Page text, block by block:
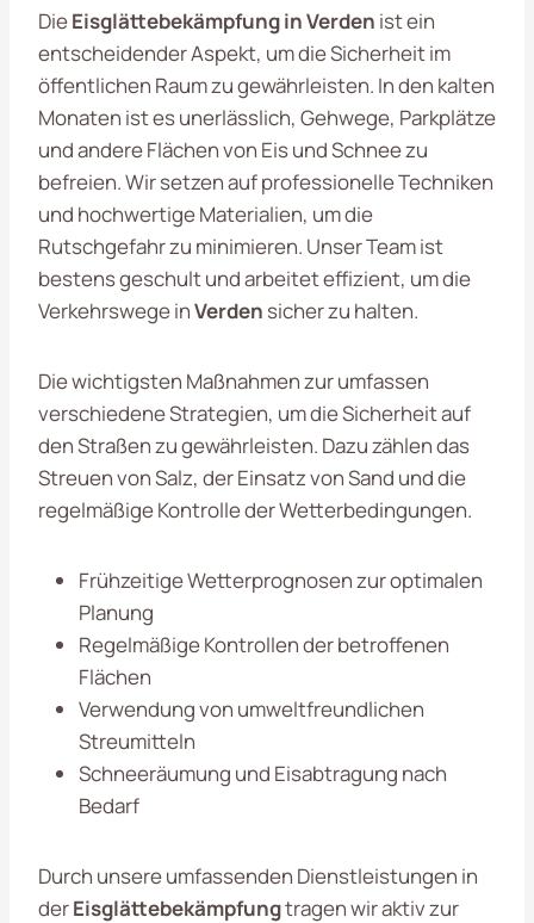
DieEisglättebekämpfung in Verden ist ein
entscheidender Aspekt, um die Sicherheit im
öffentlichen Raum zu gewährleisten. In den kalten
Monaten ist es unerlässlich, Gehwege, Parkplätze
und andere Flächen von Eis und Schnee zu
befreien. Wir setzen auf professionelle Techniken
und hochwertige Materialien, um die
Rutschgefahr zu minimieren. Unser Team ist
bestens geschult und arbeitet effizient, um die
Verkehrswege inVerden sicher zu halten.
Die wichtigsten Maßnahmen zur umfassen
verschiedene Strategien, um die Sicherheit auf
den Straßen zu gewährleisten. Dazu zählen das
Streuen von Salz, der Einsatz von Sand und die
regelmäßige Kontrolle der Wetterbedingungen.
Frühzeitige Wetterprognosen zur optimalen
Planung
Regelmäßige Kontrollen der betroffenen
Flächen
Verwendung von umweltfreundlichen
Streumitteln
Schneeräumung und Eisabtragung nach
Bedarf
Durch unsere umfassenden Dienstleistungen in
derEisglättebekämpfungtragen wir aktiv zur